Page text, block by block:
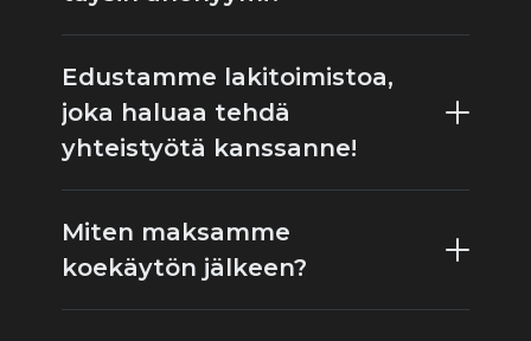
Edustamme lakitoimistoa,
joka haluaa tehdä
yhteistyötä kanssanne!
Miten maksamme
koekäytön jälkeen?